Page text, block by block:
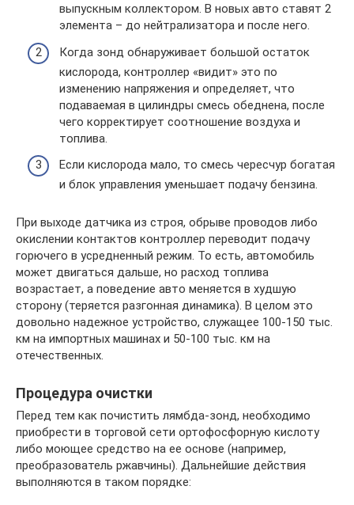
выпускным коллектором. В новых авто ставят 2
элемента – до нейтрализатора и после него.
Когда зонд обнаруживает большой остаток
кислорода, контроллер «видит» это по
изменению напряжения и определяет, что
подаваемая в цилиндры смесь обеднена, после
чего корректирует соотношение воздуха и
топлива.
Если кислорода мало, то смесь чересчур богатая
и блок управления уменьшает подачу бензина.
При выходе датчика из строя, обрыве проводов либо
окислении контактов контроллер переводит подачу
горючего в усредненный режим. То есть, автомобиль
может двигаться дальше, но расход топлива
возрастает, а поведение авто меняется в худшую
сторону (теряется разгонная динамика). В целом это
довольно надежное устройство, служащее 100-150 тыс.
км на импортных машинах и 50-100 тыс. км на
отечественных.
Процедура очистки
Перед тем как почистить лямбда-зонд, необходимо
приобрести в торговой сети ортофосфорную кислоту
либо моющее средство на ее основе (например,
преобразователь ржавчины). Дальнейшие действия
выполняются в таком порядке: